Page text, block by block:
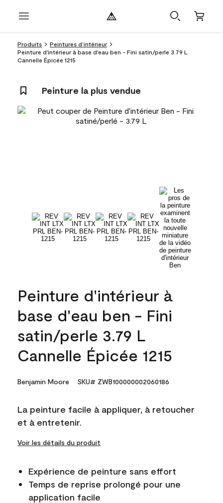
Produits
Peintures d’intérieur
Peinture d'intérieur à base d'eau ben - Fini satin/perle 3.79 L
Cannelle Épicée 1215
Peinture la plus vendue
Peinture d'intérieur à
base d'eau ben - Fini
satin/perle 3.79 L
Cannelle Épicée 1215
Benjamin Moore SKU# ZWB100000002060186
La peinture facile à appliquer, à retoucher
et à entretenir.
Voir les détails du produit
Expérience de peinture sans effort
Temps de reprise prolongé pour une
application facile